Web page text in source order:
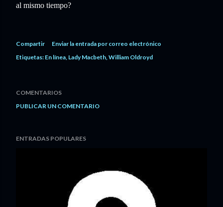
al mismo tiempo?
Compartir
Enviar la entrada por correo electrónico
Etiquetas: En línea Lady Macbeth William Oldroyd
COMENTARIOS
PUBLICAR UN COMENTARIO
ENTRADAS POPULARES